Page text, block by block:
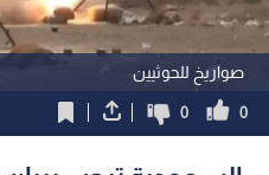
صواريخ للحوثيين
0
0